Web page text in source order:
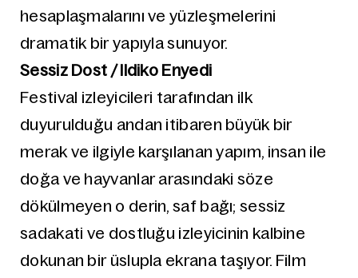
hesaplaşmalarını ve yüzleşmelerini
dramatik bir yapıyla sunuyor.
Sessiz Dost / Ildiko Enyedi
Festival izleyicileri tarafından ilk
duyurulduğu andan itibaren büyük bir
merak ve ilgiyle karşılanan yapım, insan ile
doğa ve hayvanlar arasındaki söze
dökülmeyen o derin, saf bağı; sessiz
sadakati ve dostluğu izleyicinin kalbine
dokunan bir üslupla ekrana taşıyor. Film